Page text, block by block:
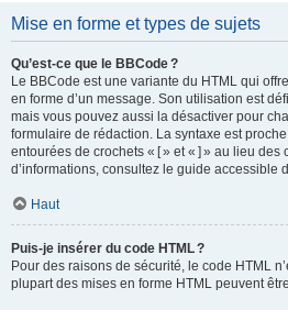
Mise en forme et types de sujets
Qu’est-ce que le BBCode ?
Le BBCode est une variante du HTML qui
en forme d’un message. Son utilisation est
mais vous pouvez aussi la désactiver pour
formulaire de rédaction. La syntaxe est
entourées de crochets « [ » et « ] » au lieu des
d’informations, consultez le guide accessible
Haut
Puis-je insérer du code HTML ?
Pour des raisons de sécurité, le code HTML
plupart des mises en forme HTML peuvent